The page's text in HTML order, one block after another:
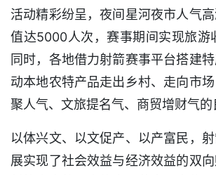
活动精彩纷呈，夜间星河夜市人气
值达5000人次，赛事期间实现旅游
同时，各地借力射箭赛事平台搭建
动本地农特产品走出乡村、走向市
聚人气、文旅提名气、商贸增财气的
以体兴文、以文促产、以产富民，
展实现了社会效益与经济效益的双